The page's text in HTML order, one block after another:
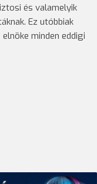
és valamelyik
Ez utóbbiak
minden eddigi